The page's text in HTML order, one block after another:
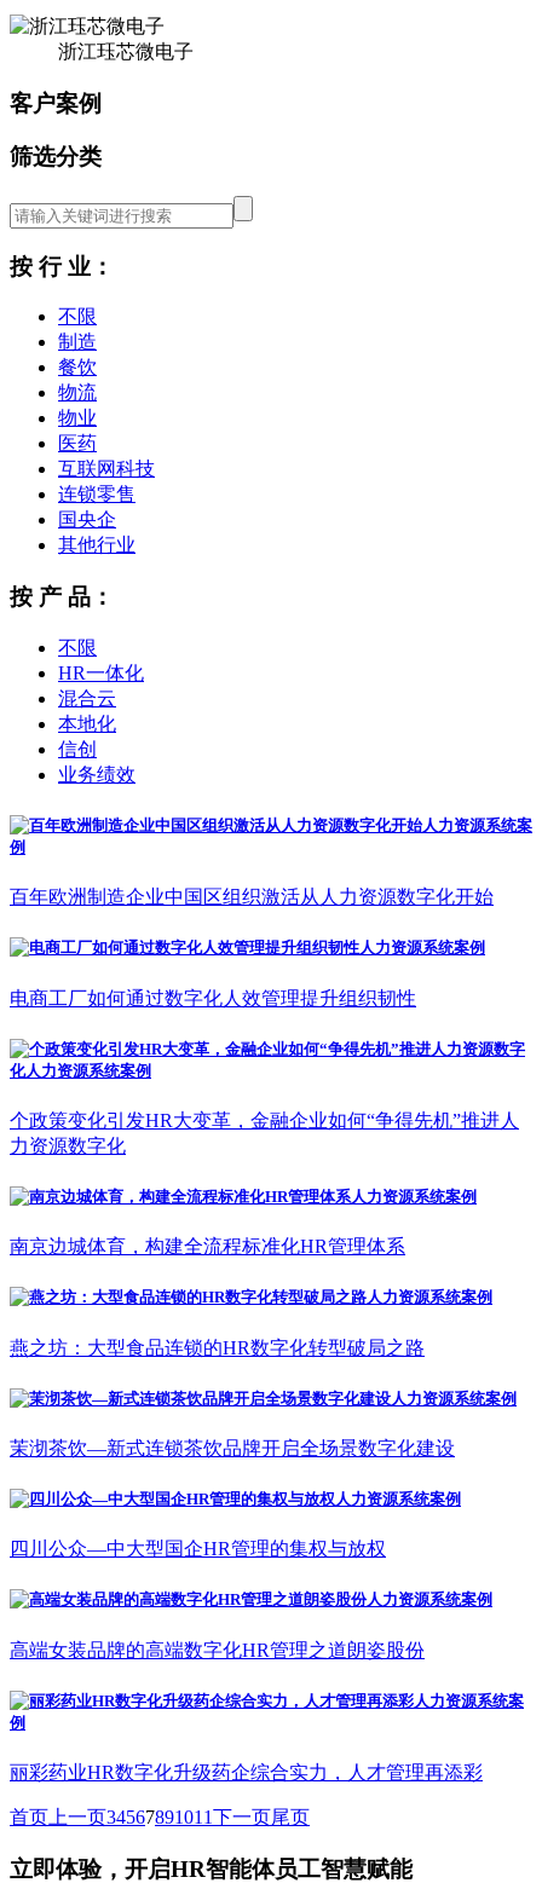
浙江珏芯微电子
客户案例
筛选分类
按 行 业：
不限
制造
餐饮
物流
物业
医药
互联网科技
连锁零售
国央企
其他行业
按 产 品：
不限
HR一体化
混合云
本地化
信创
业务绩效
百年欧洲制造企业中国区组织激活从人力资源数字化开始
电商工厂如何通过数字化人效管理提升组织韧性
个政策变化引发HR大变革，金融企业如何“争得先机”推进人
力资源数字化
南京边城体育，构建全流程标准化HR管理体系
燕之坊：大型食品连锁的HR数字化转型破局之路
茉沏茶饮—新式连锁茶饮品牌开启全场景数字化建设
四川公众—中大型国企HR管理的集权与放权
高端女装品牌的高端数字化HR管理之道朗姿股份
丽彩药业HR数字化升级药企综合实力，人才管理再添彩
首页 上一页34567891011下一页尾页
立即体验，开启HR智能体员工智慧赋能